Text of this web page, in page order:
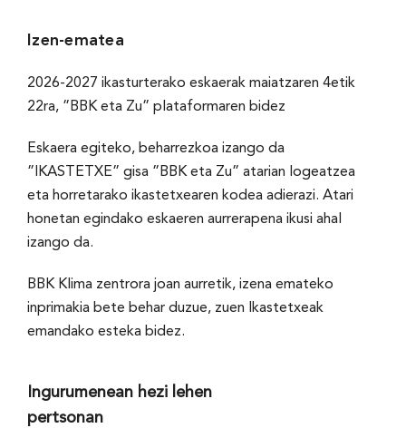
Izen-ematea
2026-2027 ikasturterako eskaerak maiatzaren 4etik
22ra, ”BBK eta Zu” plataformaren bidez
Eskaera egiteko, beharrezkoa izango da
”IKASTETXE” gisa ”BBK eta Zu” atarian logeatzea
eta horretarako ikastetxearen kodea adierazi. Atari
honetan egindako eskaeren aurrerapena ikusi ahal
izango da.
BBK Klima zentrora joan aurretik, izena emateko
inprimakia bete behar duzue, zuen Ikastetxeak
emandako esteka bidez.
Ingurumenean hezi lehen
pertsonan